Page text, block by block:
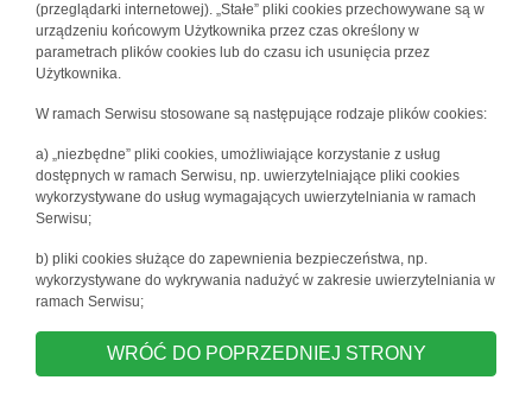
(przeglądarki internetowej). „Stałe” pliki cookies przechowywane są w
urządzeniu końcowym Użytkownika przez czas określony w
parametrach plików cookies lub do czasu ich usunięcia przez
Użytkownika.
W ramach Serwisu stosowane są następujące rodzaje plików cookies:
a) „niezbędne” pliki cookies, umożliwiające korzystanie z usług
dostępnych w ramach Serwisu, np. uwierzytelniające pliki cookies
wykorzystywane do usług wymagających uwierzytelniania w ramach
Serwisu;
b) pliki cookies służące do zapewnienia bezpieczeństwa, np.
wykorzystywane do wykrywania nadużyć w zakresie uwierzytelniania w
ramach Serwisu;
WRÓĆ DO POPRZEDNIEJ STRONY